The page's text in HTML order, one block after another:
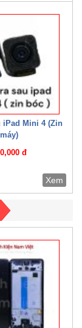
iPad Mini 4 (Zin
máy)
đ
Xem